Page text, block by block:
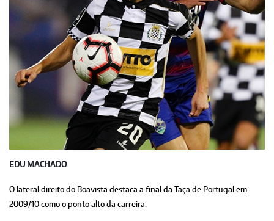
EDU MACHADO
O lateral direito do Boavista destaca a final da Taça de Portugal em
2009/10 como o ponto alto da carreira.